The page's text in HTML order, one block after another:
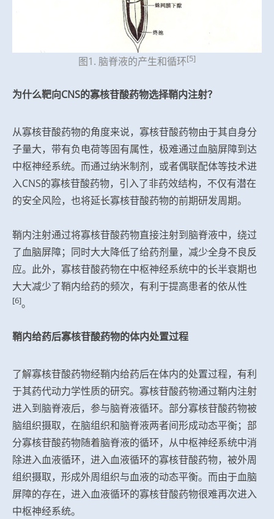
图1. 脑脊液的产生和循环[5]
为什么靶向CNS的寡核苷酸药物选择鞘内注射？
从寡核苷酸药物的角度来说，寡核苷酸药物由于其自身分
子量大，带有负电荷等固有属性，极难通过血脑屏障到达
中枢神经系统。而通过纳米制剂，或者偶联配体等技术进
入CNS的寡核苷酸药物，引入了非药效结构，不仅有潜在
的安全风险，也将延长寡核苷酸药物的前期研发周期。
鞘内注射通过将寡核苷酸药物直接注射到脑脊液中，绕过
了血脑屏障；同时大大降低了给药剂量，减少全身不良反
应。此外，寡核苷酸药物在中枢神经系统中的长半衰期也
大大减少了鞘内给药的频次，有利于提高患者的依从性
[6]。
鞘内给药后寡核苷酸药物的体内处置过程
了解寡核苷酸药物经鞘内给药后在体内的处置过程，有利
于其药代动力学性质的研究。寡核苷酸药物通过鞘内注射
进入到脑脊液后，参与脑脊液循环。部分寡核苷酸药物被
脑组织摄取，在脑组织和脑脊液两者间形成动态平衡；部
分寡核苷酸药物随着脑脊液的循环，从中枢神经系统中消
除进入血液循环，进入血液循环的寡核苷酸药物，被外周
组织摄取，形成外周组织与血液的动态平衡。而由于血脑
屏障的存在，进入血液循环的寡核苷酸药物很难再次进入
中枢神经系统。